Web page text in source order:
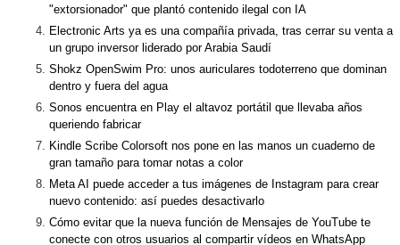
"extorsionador" que plantó contenido ilegal con IA
Electronic Arts ya es una compañía privada, tras cerrar su venta a
un grupo inversor liderado por Arabia Saudí
Shokz OpenSwim Pro: unos auriculares todoterreno que dominan
dentro y fuera del agua
Sonos encuentra en Play el altavoz portátil que llevaba años
queriendo fabricar
Kindle Scribe Colorsoft nos pone en las manos un cuaderno de
gran tamaño para tomar notas a color
Meta AI puede acceder a tus imágenes de Instagram para crear
nuevo contenido: así puedes desactivarlo
Cómo evitar que la nueva función de Mensajes de YouTube te
conecte con otros usuarios al compartir vídeos en WhatsApp